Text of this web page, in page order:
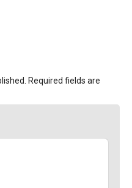
Required fields are